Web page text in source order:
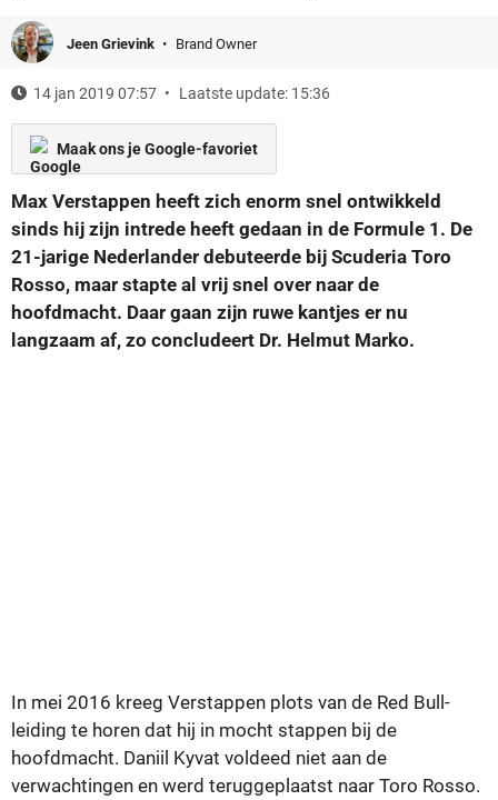
Jeen Grievink Brand Owner
14 jan 2019 07:57 Laatste update: 15:36
Maak ons je Google-favoriet
Max Verstappen heeft zich enorm snel ontwikkeld
sinds hij zijn intrede heeft gedaan in de Formule 1. De
21-jarige Nederlander debuteerde bij Scuderia Toro
Rosso, maar stapte al vrij snel over naar de
hoofdmacht. Daar gaan zijn ruwe kantjes er nu
langzaam af, zo concludeert Dr. Helmut Marko.
In mei 2016 kreeg Verstappen plots van de Red Bull-
leiding te horen dat hij in mocht stappen bij de
hoofdmacht. Daniil Kyvat voldeed niet aan de
verwachtingen en werd teruggeplaatst naar Toro Rosso.